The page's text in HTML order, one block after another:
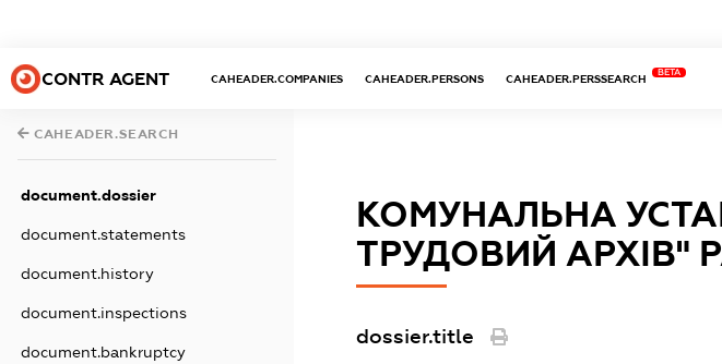
CONTR AGENT CAHEADER.COMPANIES CAHEADER.PERSONS CAHEADER.PERSSEARCH
BETA
CAHEADER.SEARCH
document.dossier
document.statements
document.history
document.inspections
document.bankruptcy
КОМУНАЛЬНА
ТРУДОВИЙ АРХІВ"
dossier.title